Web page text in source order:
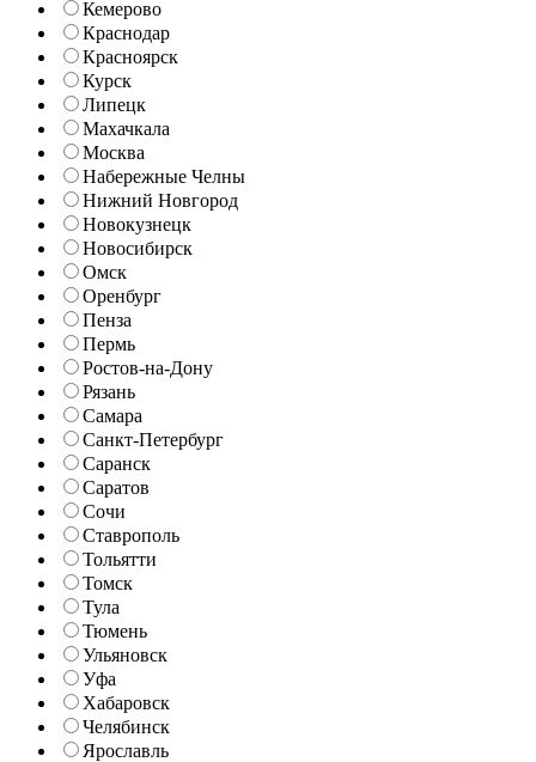
Кемерово
Краснодар
Красноярск
Курск
Липецк
Махачкала
Москва
Набережные Челны
Нижний Новгород
Новокузнецк
Новосибирск
Омск
Оренбург
Пенза
Пермь
Ростов-на-Дону
Рязань
Самара
Санкт-Петербург
Саранск
Саратов
Сочи
Ставрополь
Тольятти
Томск
Тула
Тюмень
Ульяновск
Уфа
Хабаровск
Челябинск
Ярославль